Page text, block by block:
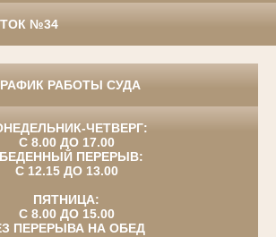
№34
РАБОТЫ СУДА
ЧЕТВЕРГ:
С 8.00 ДО 17.00
ПЕРЕРЫВ:
С 12.15 ДО 13.00
ПЯТНИЦА:
С 8.00 ДО 15.00
ПЕРЕРЫВА НА ОБЕД